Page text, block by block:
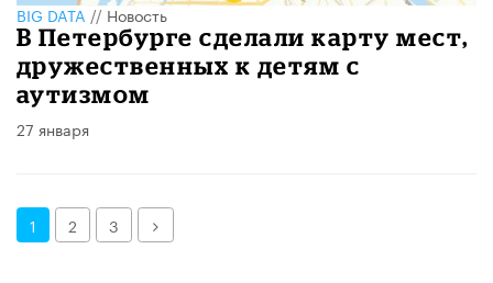
BIG DATA // Новость
В Петербурге сделали карту мест,
дружественных к детям с
аутизмом
27 января
1 2 3 Далее